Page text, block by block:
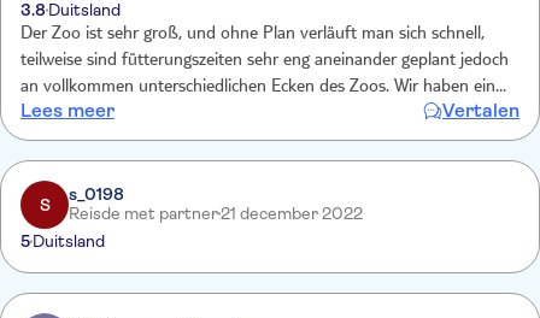
3.8 Duitsland
Der Zoo ist sehr groß, und ohne Plan verläuft man sich schnell,
teilweise sind fütterungszeiten sehr eng aneinander geplant jedoch
an vollkommen unterschiedlichen Ecken des Zoos. Wir haben einen
zooführer gekauft, der war allerdings nur auf französisch somit für
uns unbrauchbar. Hätte ich gerne vor dem Kauf gewusst. Was ich
wirklich jedem abrate ist diese d3 Show die ist weder die Zeit noch
das zusätzliche Geld was verlangt wird wert. Ansonsten war es sehr
sauber und die Mitarbeiter freundlich, wir hatten einen schönen Tag
und würden auch wieder hinfahren.
Lees meer Vertalen
S
s_0198
Reisde met partner21 december 2022
5Duitsland